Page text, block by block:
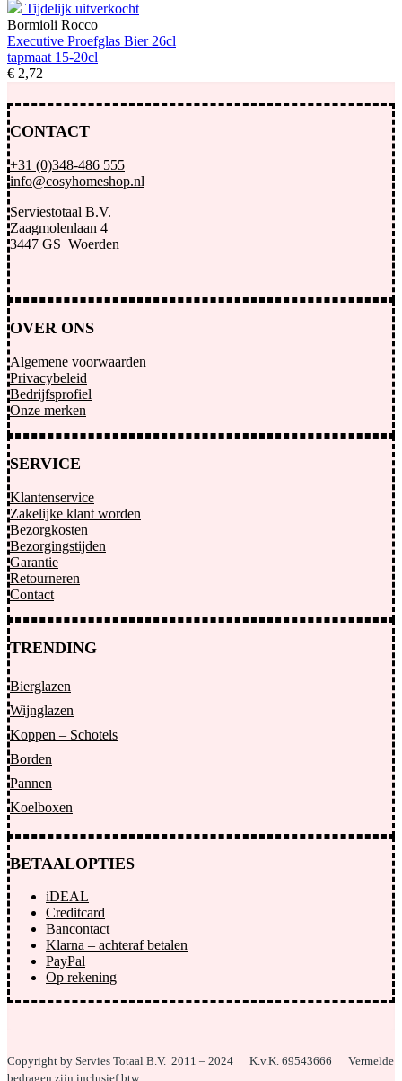
Tijdelijk uitverkocht
Bormioli Rocco
Executive Proefglas Bier 26cl
tapmaat 15-20cl
€ 2,72
CONTACT
+31 (0)348-486 555
info@cosyhomeshop.nl
Serviestotaal B.V.
Zaagmolenlaan 4
3447 GS Woerden
OVER ONS
Algemene voorwaarden
Privacybeleid
Bedrijfsprofiel
Onze merken
SERVICE
Klantenservice
Zakelijke klant worden
Bezorgkosten
Bezorgingstijden
Garantie
Retourneren
Contact
TRENDING
Bierglazen
Wijnglazen
Koppen – Schotels
Borden
Pannen
Koelboxen
BETAALOPTIES
iDEAL
Creditcard
Bancontact
Klarna – achteraf betalen
PayPal
Op rekening
Copyright by Servies Totaal B.V. 2011 – 2024 K.v.K. 69543666 Vermelde
bedragen zijn inclusief btw.